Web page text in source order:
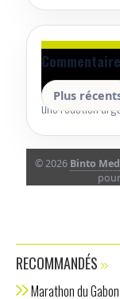
Plus
Aucun
Lancez la
une réaction
© 2026 Binto
RECOMMANDÉS
Marathon du